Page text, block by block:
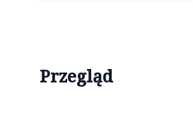
Przegląd